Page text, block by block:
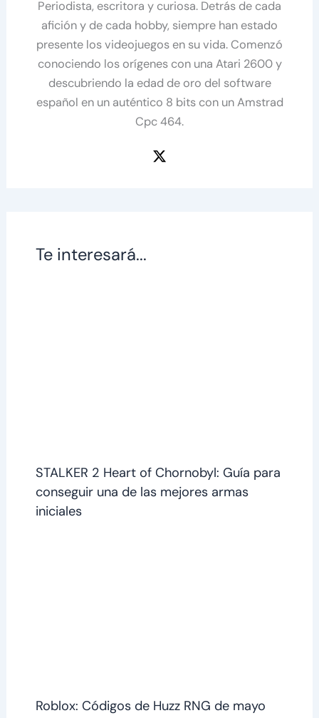
Periodista, escritora y curiosa. Detrás de cada
afición y de cada hobby, siempre han estado
presente los videojuegos en su vida. Comenzó
conociendo los orígenes con una Atari 2600 y
descubriendo la edad de oro del software
español en un auténtico 8 bits con un Amstrad
Cpc 464.
Te interesará...
STALKER 2 Heart of Chornobyl: Guía para
conseguir una de las mejores armas
iniciales
Roblox: Códigos de Huzz RNG de mayo